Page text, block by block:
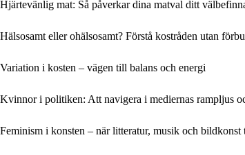
Hjärtevänlig mat: Så påverkar dina matval ditt
Hälsosamt eller ohälsosamt? Förstå kostråden utan
Variation i kosten – vägen till balans och energi
Kvinnor i politiken: Att navigera i mediernas rampljus
Feminism i konsten – när litteratur, musik och bildkonst